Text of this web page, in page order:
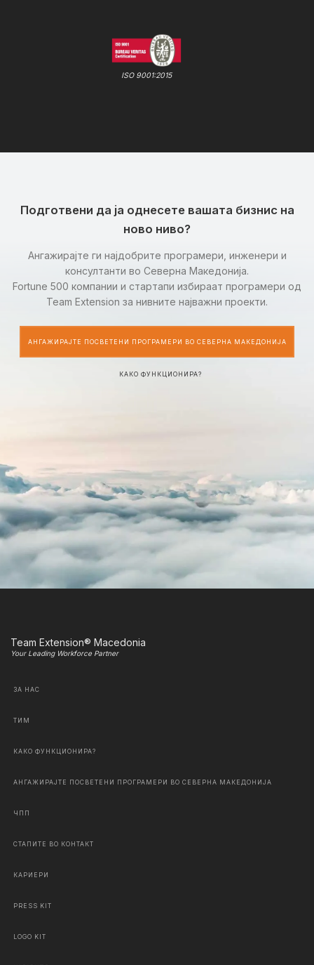
ISO 9001:2015
Подготвени да ја однесете вашата бизнис на
ново ниво?
Ангажирајте ги најдобрите програмери, инженери и
консултанти во Северна Македонија.
Fortune 500 компании и стартапи избираат програмери од
Team Extension за нивните најважни проекти.
АНГАЖИРАЈТЕ ПОСВЕТЕНИ ПРОГРАМЕРИ ВО СЕВЕРНА МАКЕДОНИЈА
КАКО ФУНКЦИОНИРА?
Team Extension® Macedonia
Your Leading Workforce Partner
ЗА НАС
ТИМ
КАКО ФУНКЦИОНИРА?
АНГАЖИРАЈТЕ ПОСВЕТЕНИ ПРОГРАМЕРИ ВО СЕВЕРНА МАКЕДОНИЈА
ЧПП
СТАПИТЕ ВО КОНТАКТ
КАРИЕРИ
PRESS KIT
LOGO KIT